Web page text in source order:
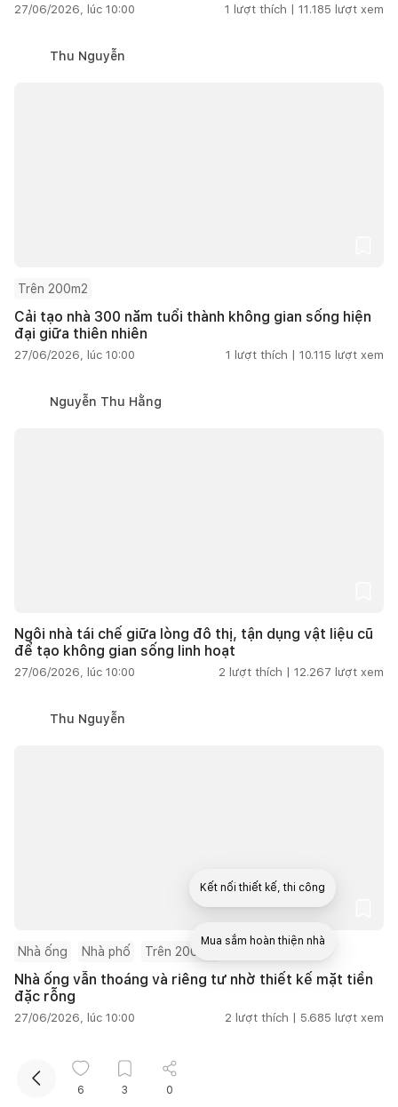
27/06/2026, lúc 10:00 1 lượt thích | 11.185 lượt xem
Thu Nguyễn
Trên 200m2
Cải tạo nhà 300 năm tuổi thành không gian sống hiện
đại giữa thiên nhiên
27/06/2026, lúc 10:00 1 lượt thích | 10.115 lượt xem
Nguyễn Thu Hằng
Ngôi nhà tái chế giữa lòng đô thị, tận dụng vật liệu cũ
để tạo không gian sống linh hoạt
27/06/2026, lúc 10:00 2 lượt thích | 12.267 lượt xem
Thu Nguyễn
Nhà ống Nhà phố Trên 200m2
Nhà ống vẫn thoáng và riêng tư nhờ thiết kế mặt tiền
đặc rỗng
27/06/2026, lúc 10:00 2 lượt thích | 5.685 lượt xem
Quân Hoàng
6 3 0
Kết nối thiết kế, thi công
Mua sắm hoàn thiện nhà